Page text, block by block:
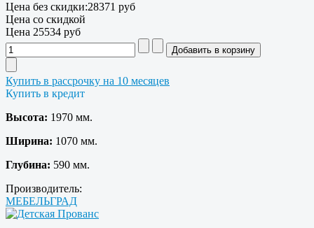
Цена без скидки:28371 руб
Цена со скидкой
Цена 25534 руб
Купить в рассрочку на 10 месяцев
Купить в кредит
Высота: 1970 мм.
Ширина: 1070 мм.
Глубина: 590 мм.
Производитель:
МЕБЕЛЬГРАД